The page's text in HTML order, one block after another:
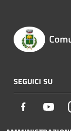
SEGUICI SU
Facebook